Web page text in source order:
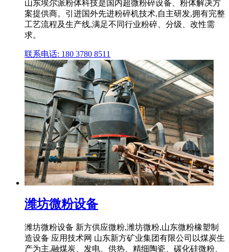
山东埃尔派粉体科技是国内超微粉碎设备、粉体解决方
案提供商。引进国外先进粉碎机技术,自主研发,拥有完整
工艺流程及生产线,满足不同行业粉碎、分级、改性需
求。
联系电话: 180 3780 8511
潍坊微粉设备
潍坊微粉设备 新方供应微粉,潍坊微粉,山东微粉橡塑制
造设备 应用技术网 山东新方矿业集团有限公司以煤炭生
产为主,融煤炭、发电、供热、精细陶瓷、碳化硅微粉、